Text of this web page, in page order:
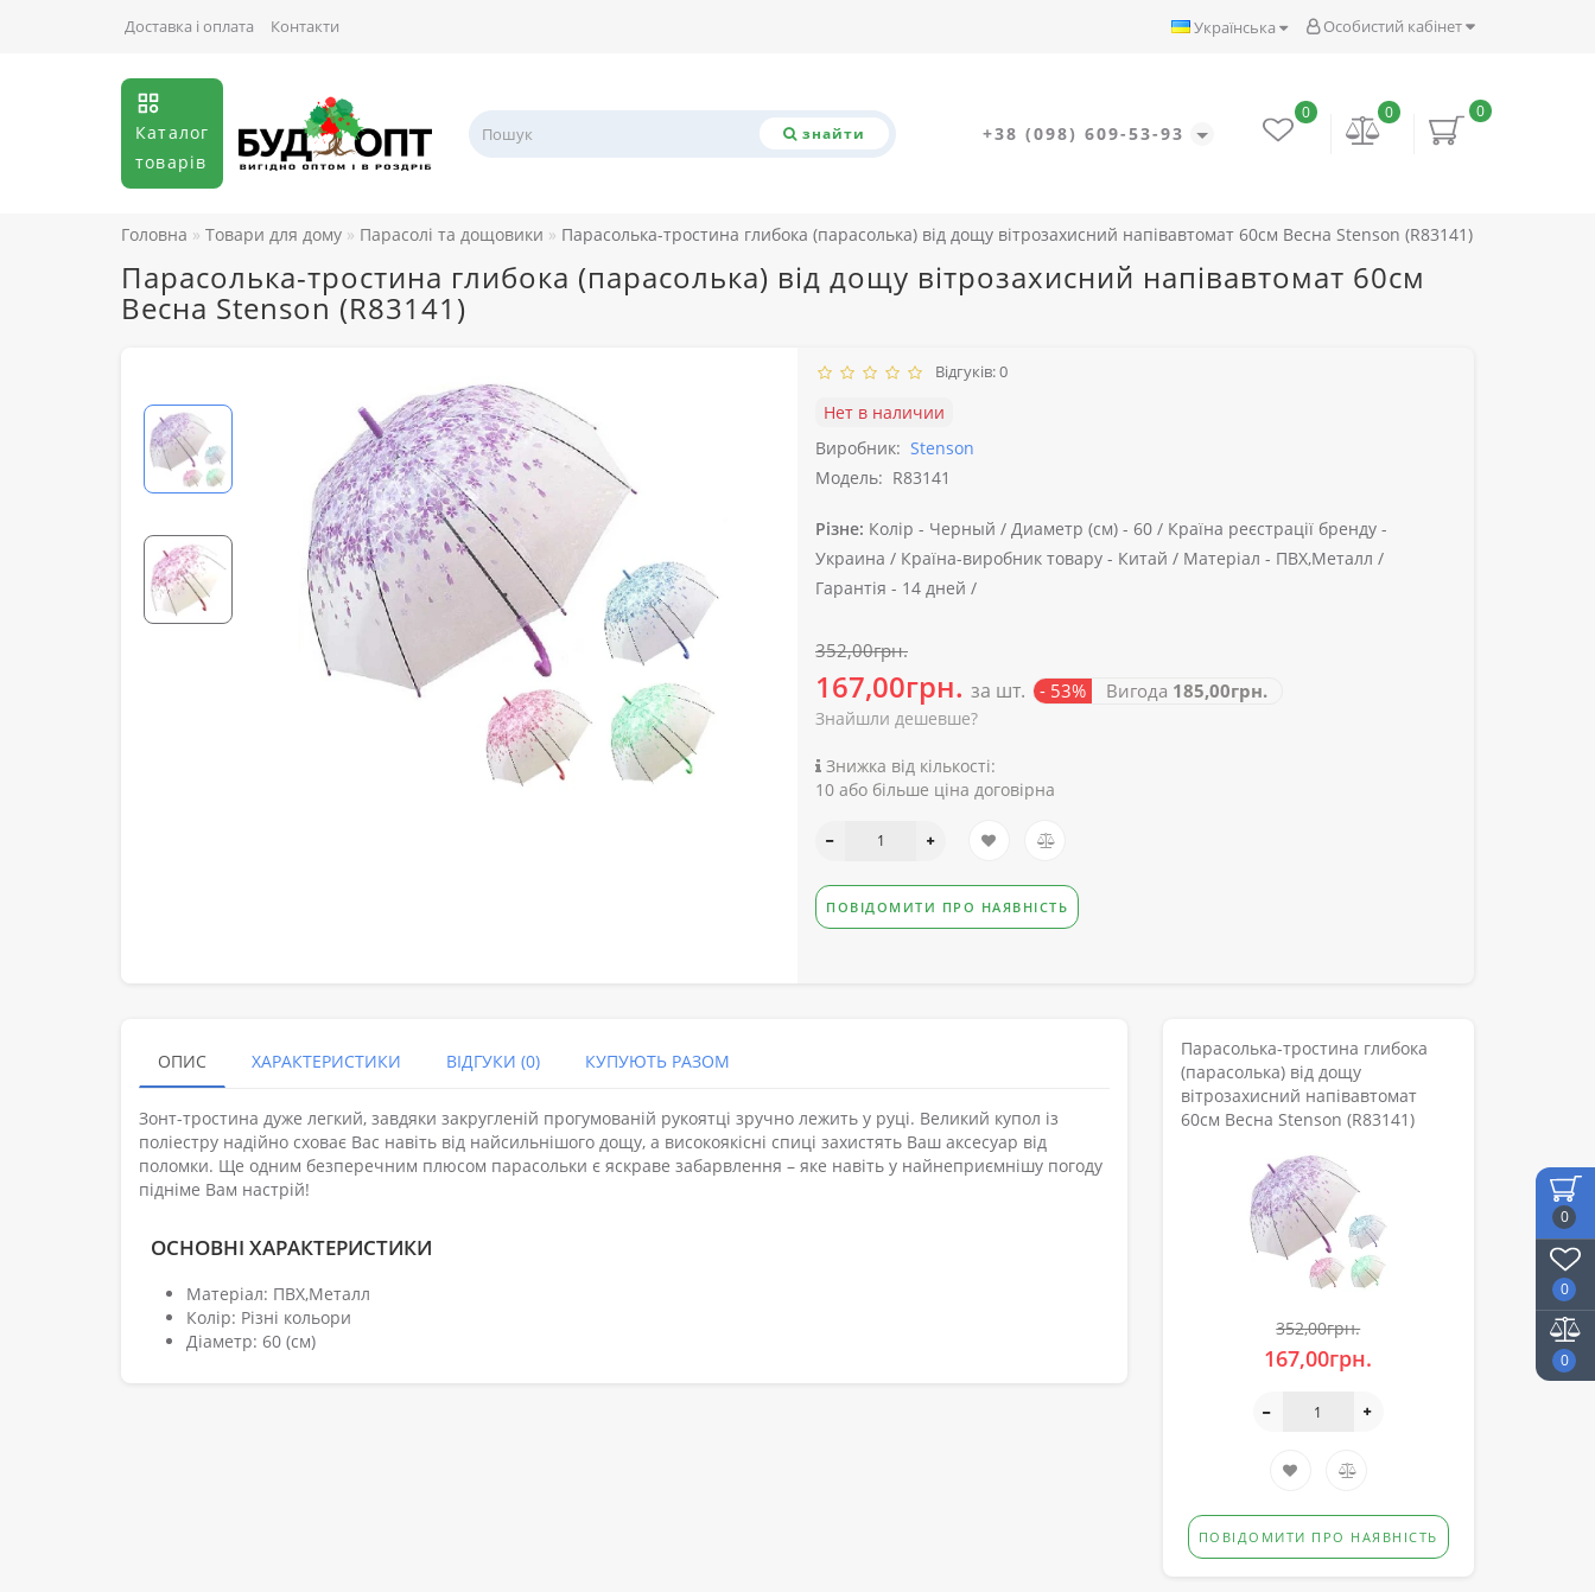
0
0
0
Особистий кабінет
Українська
Доставка і оплата Контакти
Каталог
товарів
знайти +38 (098) 609-53-93
0
0
0
Головна Товари для дому Парасолі та дощовики Парасолька-тростина глибока (парасолька) від дощу вітрозахисний напівавтомат 60см Весна Stenson (R83141)
Парасолька-тростина глибока (парасолька) від дощу вітрозахисний напівавтомат 60см
Весна Stenson (R83141)
Відгуків: 0
Нет в наличии
Виробник: Stenson
Модель: R83141
Різне: Колір - Черный / Диаметр (см) - 60 / Країна реєстрації бренду -
Украина / Країна-виробник товару - Китай / Матеріал - ПВХ,Металл /
Гарантія - 14 дней /
352,00грн.
167,00грн. за шт. - 53% Вигода 185,00грн.
Знайшли дешевше?
Знижка від кількості:
10 або більше ціна договірна
ПОВІДОМИТИ ПРО НАЯВНІСТЬ
ОПИС ХАРАКТЕРИСТИКИ ВІДГУКИ (0) КУПУЮТЬ РАЗОМ
Зонт-тростина дуже легкий, завдяки закругленій прогумованій рукоятці зручно лежить у руці. Великий купол із
поліестру надійно сховає Вас навіть від найсильнішого дощу, а високоякісні спиці захистять Ваш аксесуар від
поломки. Ще одним безперечним плюсом парасольки є яскраве забарвлення – яке навіть у найнеприємнішу погоду
підніме Вам настрій!
ОСНОВНІ ХАРАКТЕРИСТИКИ
Матеріал: ПВХ,Металл
Колір: Різні кольори
Діаметр: 60 (см)
Парасолька-тростина глибока
(парасолька) від дощу
вітрозахисний напівавтомат
60см Весна Stenson (R83141)
352,00грн.
167,00грн.
ПОВІДОМИТИ ПРО НАЯВНІСТЬ